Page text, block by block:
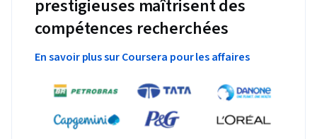
prestigieuses maîtrisent des
compétences recherchées
En savoir plus sur Coursera pour les affaires